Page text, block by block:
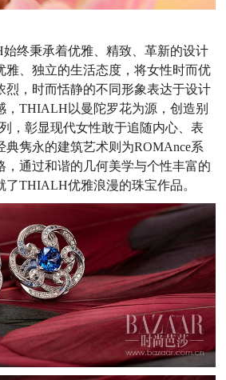
终秉承着优雅、精致、革新的设计
雅、独立的生活态度，将女性时而优
烈，时而恬静的不同形象表达于设计
，THIALH以曼陀罗花为源，创造别
，彰显现代女性敢于追随内心、表
典隽永的建筑艺术则为ROMAnce系
，通过和谐的几何美学与个性丰富的
了THIALH优雅浪漫的珠宝作品。